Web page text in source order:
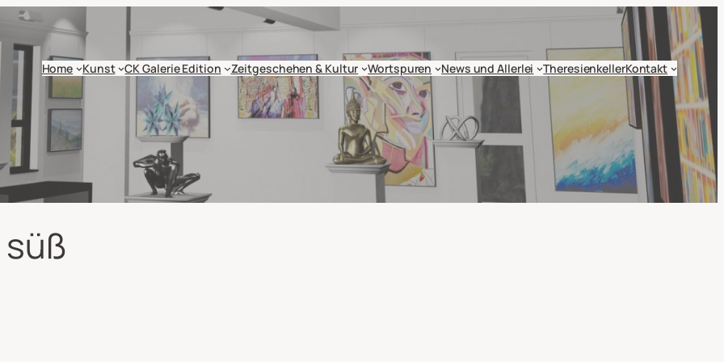
Home Kunst CK Galerie Edition Zeitgeschehen & Kultur Wortspuren News und Allerlei TheresienkellerKontakt